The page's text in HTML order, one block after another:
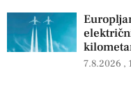
7.8.2026